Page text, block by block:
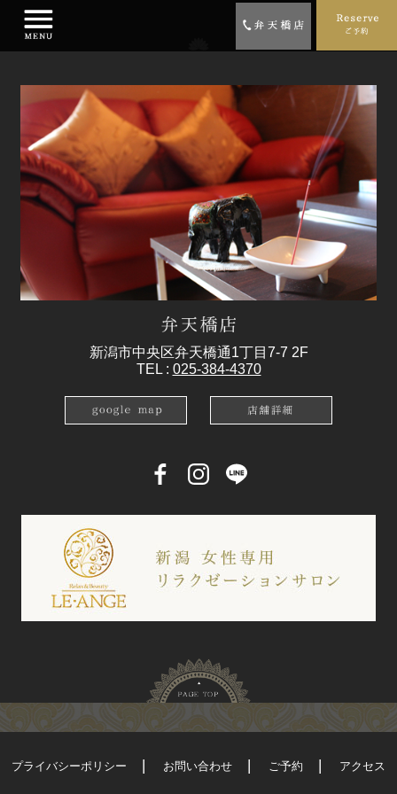
新潟市中央区弁天橋通1丁目7-7 2F
TEL : 025-384-4370
プライバシーポリシー お問い合わせ ご予約 アクセス